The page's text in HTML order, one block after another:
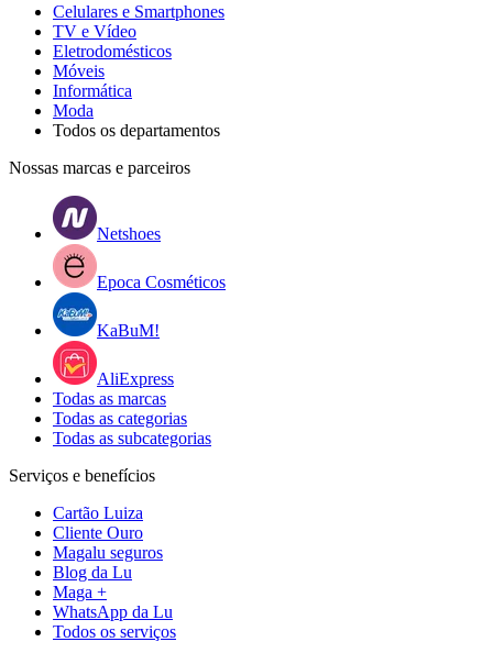
Celulares e Smartphones
TV e Vídeo
Eletrodomésticos
Móveis
Informática
Moda
Todos os departamentos
Nossas marcas e parceiros
Netshoes
Epoca Cosméticos
KaBuM!
AliExpress
Todas as marcas
Todas as categorias
Todas as subcategorias
Serviços e benefícios
Cartão Luiza
Cliente Ouro
Magalu seguros
Blog da Lu
Maga +
WhatsApp da Lu
Todos os serviços